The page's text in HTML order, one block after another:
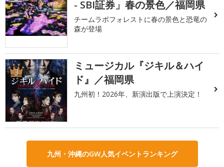
- SBI証券」春の景色／福岡県
チームラボフォレストに春の景色と恐竜の
森が登場
3
ミュージカル『ジキル＆ハイ
ド』／福岡県
九州初！2026年、新演出版で上演決定！
九州・沖縄のGW人気イベントランキング